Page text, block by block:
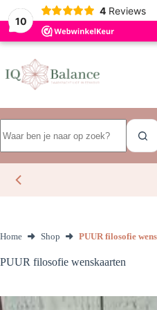
10
4 Reviews
Ga
de
inhoud
resultaten
Home Shop PUUR filosofie
PUUR filosofie wenskaarten